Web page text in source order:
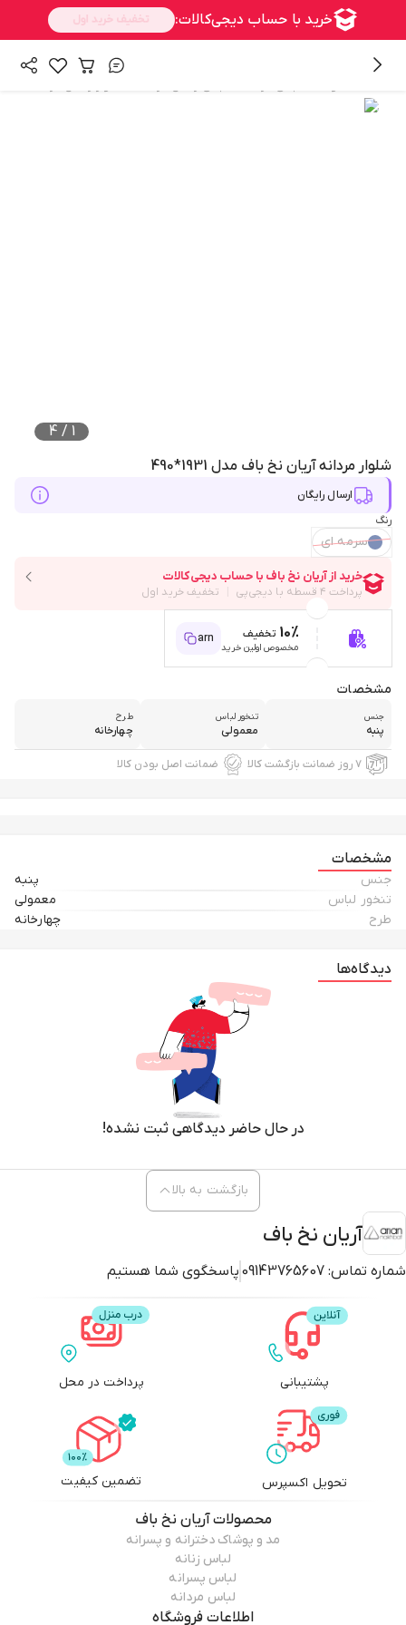
1
/
4
شلوار مردانه آریان نخ باف مدل 1931*490
ارسال رایگان
رنگ
سرمه ای
10% تخفیف
مخصوص اولین خرید
arn
مشخصات
جنس
پنبه
تنخور لباس
معمولی
طرح
چهارخانه
۷ روز ضمانت بازگشت کالا ضمانت اصل بودن کالا
مشخصات
جنس
پنبه
تنخور لباس
معمولی
طرح
چهارخانه
دیدگاه‌ها
در حال حاضر دیدگاهی ثبت نشده!
آریان نخ باف
شماره تماس: 09143765607 پاسخگوی شما هستیم
بازگشت به بالا
پشتیبانی پرداخت در محل
تحویل اکسپرس تضمین کیفیت
محصولاتآریان نخ باف
مد و پوشاک دخترانه و پسرانه
لباس زنانه
لباس پسرانه
لباس مردانه
اطلاعات فروشگاه